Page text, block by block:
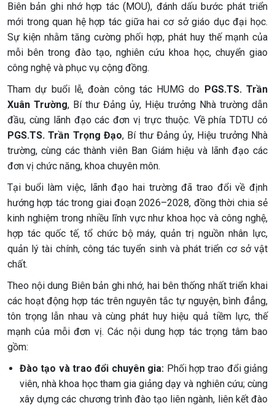
Biên bản ghi nhớ hợp tác (MOU), đánh dấu bước phát triển
mới trong quan hệ hợp tác giữa hai cơ sở giáo dục đại học.
Sự kiện nhằm tăng cường phối hợp, phát huy thế mạnh của
mỗi bên trong đào tạo, nghiên cứu khoa học, chuyển giao
công nghệ và phục vụ cộng đồng.
Tham dự buổi lễ, đoàn công tác HUMG do PGS.TS. Trần
Xuân Trường, Bí thư Đảng ủy, Hiệu trưởng Nhà trường dẫn
đầu, cùng lãnh đạo các đơn vị trực thuộc. Về phía TDTU có
PGS.TS. Trần Trọng Đạo, Bí thư Đảng ủy, Hiệu trưởng Nhà
trường, cùng các thành viên Ban Giám hiệu và lãnh đạo các
đơn vị chức năng, khoa chuyên môn.
Tại buổi làm việc, lãnh đạo hai trường đã trao đổi về định
hướng hợp tác trong giai đoạn 2026–2028, đồng thời chia sẻ
kinh nghiệm trong nhiều lĩnh vực như khoa học và công nghệ,
hợp tác quốc tế, tổ chức bộ máy, quản trị nguồn nhân lực,
quản lý tài chính, công tác tuyển sinh và phát triển cơ sở vật
chất.
Theo nội dung Biên bản ghi nhớ, hai bên thống nhất triển khai
các hoạt động hợp tác trên nguyên tắc tự nguyện, bình đẳng,
tôn trọng lẫn nhau và cùng phát huy hiệu quả tiềm lực, thế
mạnh của mỗi đơn vị. Các nội dung hợp tác trọng tâm bao
gồm:
Đào tạo và trao đổi chuyên gia: Phối hợp trao đổi giảng
viên, nhà khoa học tham gia giảng dạy và nghiên cứu; cùng
xây dựng các chương trình đào tạo liên ngành, liên kết đào